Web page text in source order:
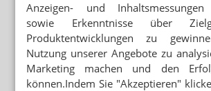
Anzeigen- und Inhaltsmessungen
sowie Erkenntnisse über
Produktentwicklungen zu
Nutzung unserer Angebote zu
Marketing machen und den
können.Indem Sie "Akzeptieren"
APORETRO – DER SATIRISCHE
Apotheken sollen Heizlüfter und
STREICHUNG DER
Cannabisversorgung: Lob für GKV und